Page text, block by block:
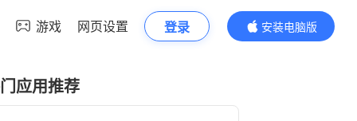
游戏 网页设置 登录
安装电脑版
内容更精彩
应用推荐